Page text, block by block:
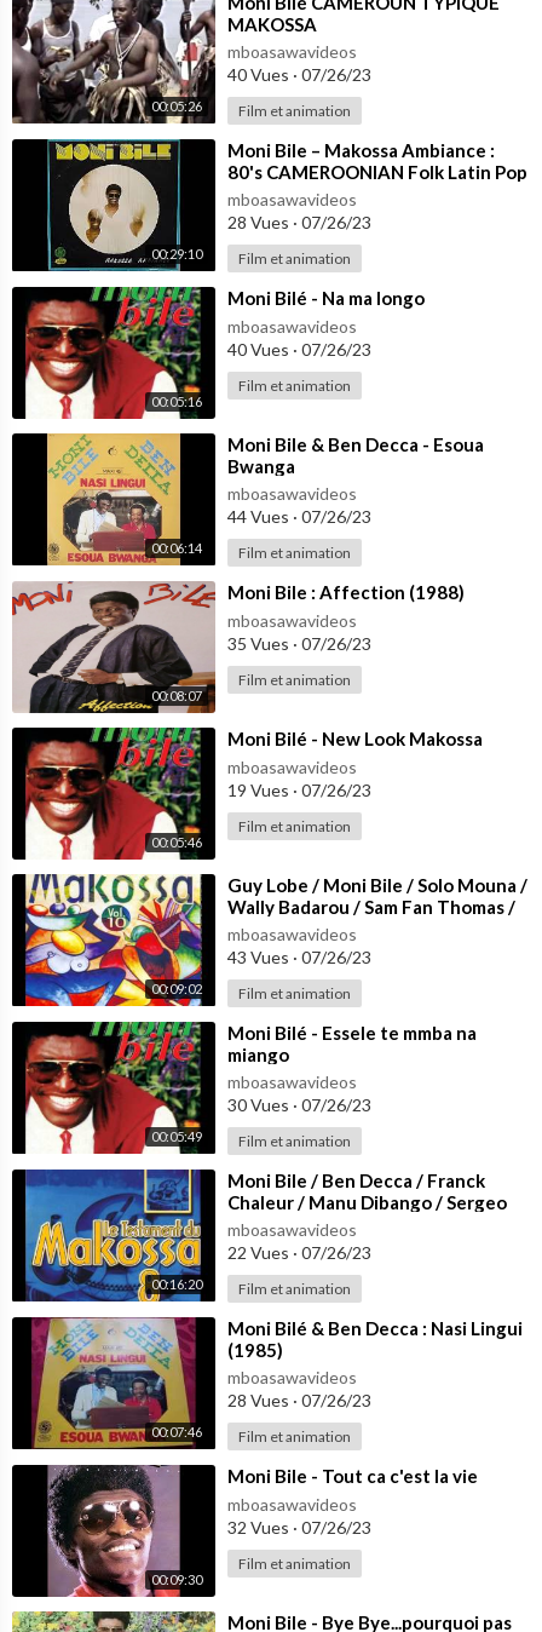
00:05:26
MAKOSSA
mboasawavideos
40 Vues · 07/26/23
Film et animation
00:29:10
⁣Moni Bile – Makossa Ambiance :
80's CAMEROONIAN Folk Latin Pop
African Music ALBUM LP Songs
🇨🇲
mboasawavideos
28 Vues · 07/26/23
Film et animation
00:05:16
⁣Moni Bilé - Na ma longo
mboasawavideos
40 Vues · 07/26/23
Film et animation
00:06:14
⁣Moni Bile & Ben Decca - Esoua
Bwanga
mboasawavideos
44 Vues · 07/26/23
Film et animation
00:08:07
⁣Moni Bile : Affection (1988)
mboasawavideos
35 Vues · 07/26/23
Film et animation
00:05:46
⁣Moni Bilé - New Look Makossa
mboasawavideos
19 Vues · 07/26/23
Film et animation
00:09:02
⁣Guy Lobe / Moni Bile / Solo Mouna /
Wally Badarou / Sam Fan Thomas /
Douleur / Ngalle Jojo / Lapiro
mboasawavideos
43 Vues · 07/26/23
Film et animation
00:05:49
⁣Moni Bilé - Essele te mmba na
miango
mboasawavideos
30 Vues · 07/26/23
Film et animation
00:16:20
⁣Moni Bile / Ben Decca / Franck
Chaleur / Manu Dibango / Sergeo
Polo / Guy Lobe - Nostalgie
mboasawavideos
22 Vues · 07/26/23
Film et animation
00:07:46
⁣Moni Bilé & Ben Decca : Nasi Lingui
(1985)
mboasawavideos
28 Vues · 07/26/23
Film et animation
00:09:30
⁣Moni Bile - Tout ca c'est la vie
mboasawavideos
32 Vues · 07/26/23
Film et animation
⁣Moni Bile - Bye Bye...pourquoi pas